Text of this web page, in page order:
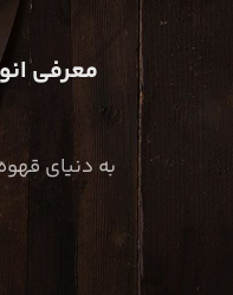
معرفی
به دنیای